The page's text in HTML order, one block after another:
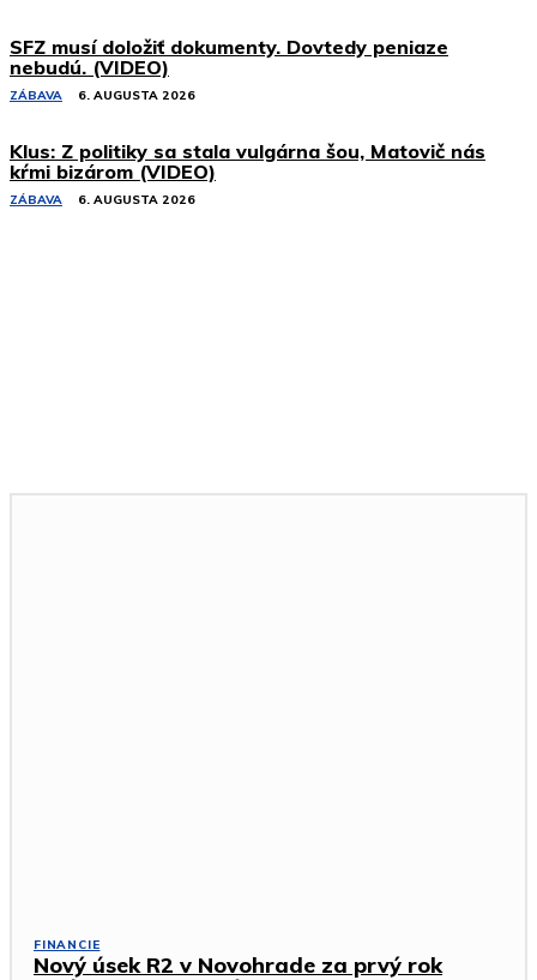
SFZ musí doložiť dokumenty. Dovtedy peniaze
nebudú. (VIDEO)
ZÁBAVA 6. AUGUSTA 2026
Klus: Z politiky sa stala vulgárna šou, Matovič nás
kŕmi bizárom (VIDEO)
ZÁBAVA 6. AUGUSTA 2026
FINANCIE
Nový úsek R2 v Novohrade za prvý rok